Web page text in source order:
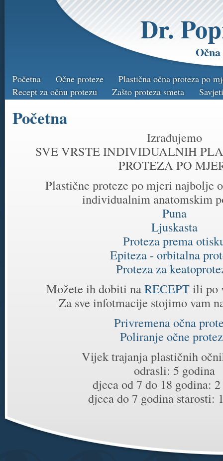
Dr.
Početna Očne proteze
Plastična očna proteza po
Recept za očnu protezu
Zašto proteza smeta
Početna
Izrađujemo
SVE VRSTE INDIVIDUALNIH
PROTEZA PO
Plastične proteze po mjeri najbolje
individualnim anatomskim
Puna
Ljuskasta
Proteza prema
Epiteza - orbitalna
Proteza za
Možete ih dobiti naRECEPTili po
Za sve infotmacije stojimo vam
Privremena očna
Poliranje očne
Vijek trajanja plastičnih
odrasli: 5 godina
djeca od 7 do 18 godina:
djeca do 7 godina starosti: